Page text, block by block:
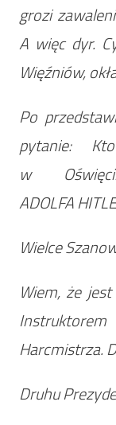
grozi
A więc dyr.
Więźniów,
Po
pytanie:
w
ADOLFA
Wielce
Wiem, że
Harcmistrza.
Druhu